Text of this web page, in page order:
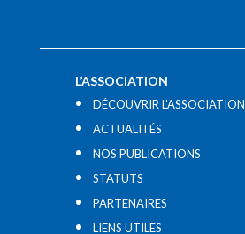
L’ASSOCIATION
DÉCOUVRIR L’ASSOCIATION
ACTUALITÉS
NOS PUBLICATIONS
STATUTS
PARTENAIRES
LIENS UTILES​